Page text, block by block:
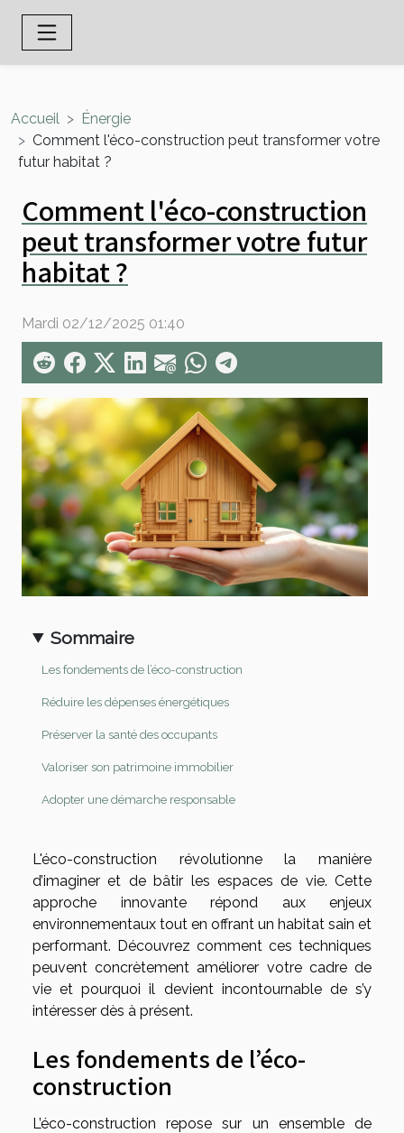
Accueil
Énergie
Comment l'éco-construction peut transformer votre
futur habitat ?
Comment l'éco-construction
peut transformer votre futur
habitat ?
Mardi 02/12/2025 01:40
Sommaire
Les fondements de l’éco-construction
Réduire les dépenses énergétiques
Préserver la santé des occupants
Valoriser son patrimoine immobilier
Adopter une démarche responsable
L'éco-construction révolutionne la manière
d’imaginer et de bâtir les espaces de vie. Cette
approche innovante répond aux enjeux
environnementaux tout en offrant un habitat sain et
performant. Découvrez comment ces techniques
peuvent concrètement améliorer votre cadre de
vie et pourquoi il devient incontournable de s’y
intéresser dès à présent.
Les fondements de l’éco-
construction
L’éco-construction repose sur un ensemble de